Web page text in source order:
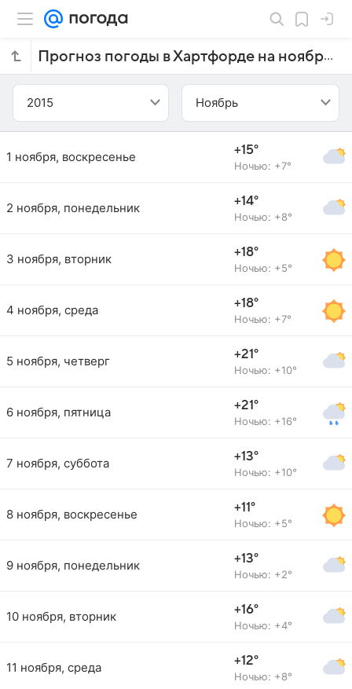
Прогноз погоды в Хартфорде на ноябрь 2015 года
2015 Ноябрь
1 ноября, воскресенье +15°
Ночью: +7°
2 ноября, понедельник +14°
Ночью: +8°
3 ноября, вторник +18°
Ночью: +5°
4 ноября, среда +18°
Ночью: +7°
5 ноября, четверг +21°
Ночью: +10°
6 ноября, пятница +21°
Ночью: +16°
7 ноября, суббота +13°
Ночью: +10°
8 ноября, воскресенье +11°
Ночью: +5°
9 ноября, понедельник +13°
Ночью: +2°
10 ноября, вторник +16°
Ночью: +4°
11 ноября, среда +12°
Ночью: +8°